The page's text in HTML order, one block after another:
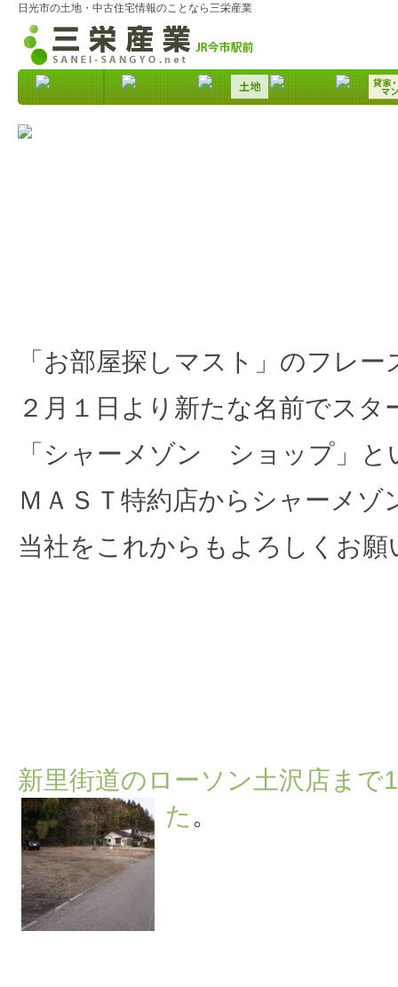
日光市の土地・中古住宅情報のことなら三栄産業
「お部屋探しマスト」のフレ
２月１日より新たな名前でスタ
「シャーメゾン ショップ」と
ＭＡＳＴ特約店からシャーメ
当社をこれからもよろしくお願
新里街道のローソン土沢店まで
た 。